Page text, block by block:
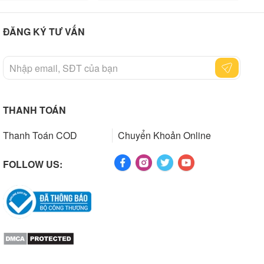
ĐĂNG KÝ TƯ VẤN
THANH TOÁN
Thanh Toán COD
Chuyển Khoản Online
FOLLOW US: